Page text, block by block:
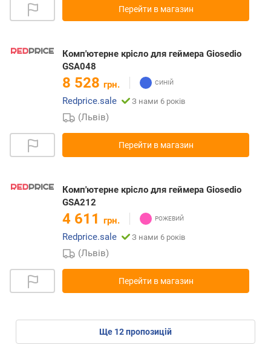
Перейти в магазин
Комп'ютерне крісло для геймера Giosedio
GSA048
8 528 грн.
Redprice.sale
З нами 6 років
(Львів)
Перейти в магазин
Комп'ютерне крісло для геймера Giosedio
GSA212
4 611 грн.
Redprice.sale
З нами 6 років
(Львів)
Перейти в магазин
ще 12пропозицій